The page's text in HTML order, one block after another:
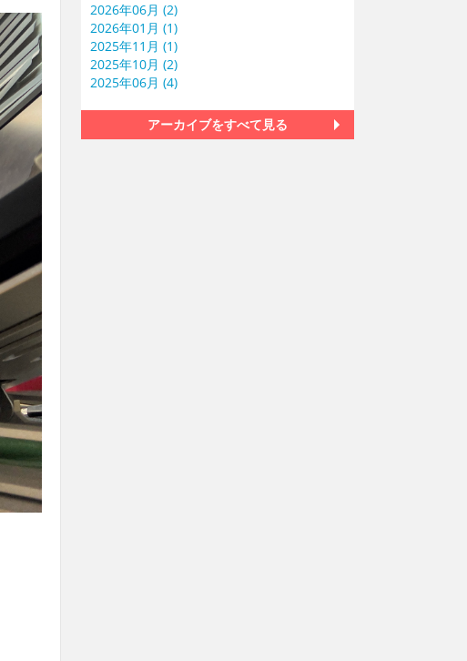
2026年06月 (2)
2026年01月 (1)
2025年11月 (1)
2025年10月 (2)
2025年06月 (4)
アーカイブをすべて見る